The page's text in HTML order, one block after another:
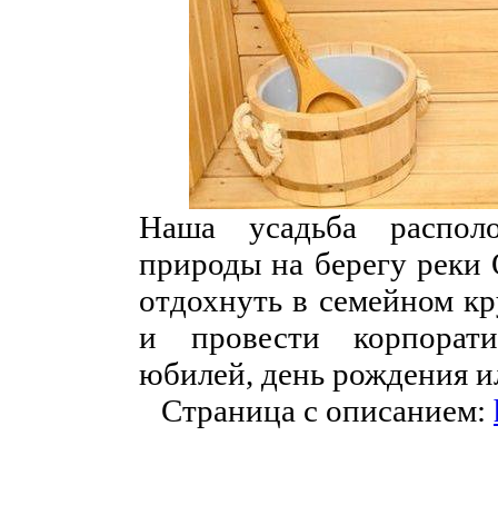
Наша усадьба
природы на берегу
отдохнуть в семейном
и провести
юбилей, день рождения
Страница с описанием: